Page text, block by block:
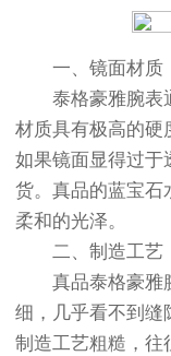
一、镜面材质
泰格豪雅腕表通
材质具有极高的硬
如果镜面显得过于
货。真品的蓝宝石
柔和的光泽。
二、制造工艺
真品泰格豪雅腕
细，几乎看不到缝
制造工艺粗糙，往